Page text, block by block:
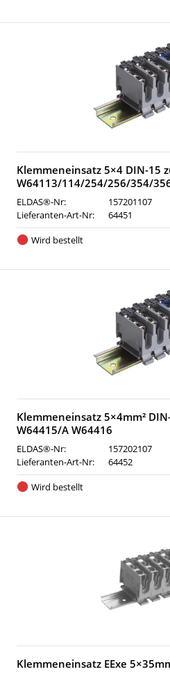
Klemmeneinsatz 5×4 DIN-15
W64113/114/254/256/354/
ELDAS®-Nr:
157201107
Lieferanten-Art-Nr:
64451
Wird bestellt
Klemmeneinsatz 5×4mm²
W64415/A W64416
ELDAS®-Nr:
157202107
Lieferanten-Art-Nr:
64452
Wird bestellt
Klemmeneinsatz EExe